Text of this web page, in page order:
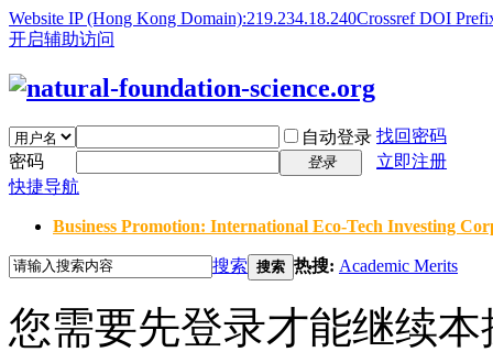
Website IP (Hong Kong Domain):219.234.18.240Crossref DOI
开启辅助访问
自动登录 找回密码
密码
登录
立即注册
快捷导航
Business Promotion: International Eco-Tech Investing
搜索 搜索 热搜: Academic Merits
您需要先登录才能继续本